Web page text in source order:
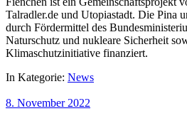
Talradler.de und Utopiastadt. Die Pina
durch Fördermittel des
Naturschutz und nukleare Sicherheit
Klimaschutzinitiative finanziert.
In Kategorie: News
8. November 2022